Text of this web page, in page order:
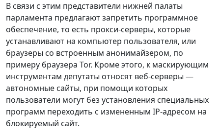
В связи с этим представители нижней палаты
парламента предлагают запретить программное
обеспечение, то есть прокси-серверы, которые
устанавливают на компьютер пользователя, или
браузеры со встроенным анонимайзером, по
примеру браузера Tor. Кроме этого, к маскирующим
инструментам депутаты относят веб-серверы —
автономные сайты, при помощи которых
пользователи могут без установления специальных
программ переходить с измененным IP-адресом на
блокируемый сайт.